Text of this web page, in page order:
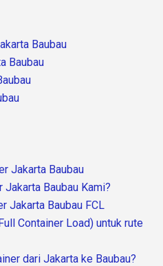
Baubau
Baubau
Jakarta Baubau
Baubau Kami?
Jakarta Baubau FCL
Container Load) untuk rute
dari Jakarta ke Baubau?